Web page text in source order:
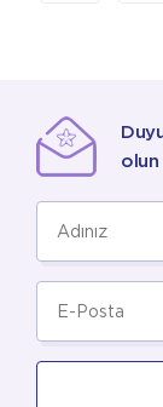
olun